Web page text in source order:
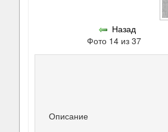
Назад
Фото 14 из 37
Описание